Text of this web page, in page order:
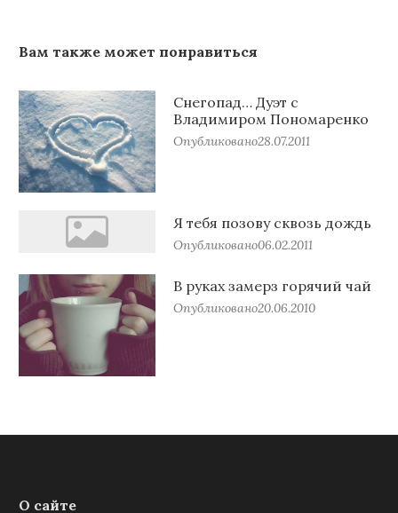
Вам также может понравиться
Снегопад… Дуэт с
Владимиром Пономаренко
Опубликовано28.07.2011
Я тебя позову сквозь дождь
Опубликовано06.02.2011
В руках замерз горячий чай
Опубликовано20.06.2010
О сайте